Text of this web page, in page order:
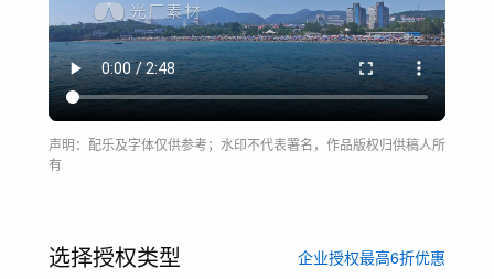
声明：配乐及字体仅供参考；水印不代表署名，作品版权归供稿人所
有
选择授权类型 企业授权最高6折优惠